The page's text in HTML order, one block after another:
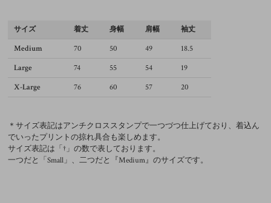
サイズ 着丈 身幅 肩幅 袖丈
Medium 70 50 49
18.5
Large
74 55 54
19
X-Large
76 60 57 20
＊サイズ表記はアンチクロススタンプで一つづつ仕上げており、着込ん
でいったプリントの掠れ具合も楽しめます。
サイズ表記は「†」の数で表しております。
一つだと「Small」、二つだと『Medium』のサイズです。